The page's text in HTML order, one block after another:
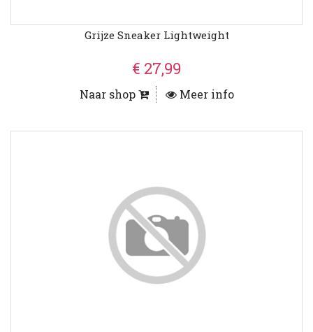
Grijze Sneaker Lightweight
€ 27,99
Naar shop Meer info